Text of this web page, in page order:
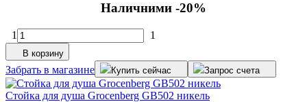
Наличними -20%
1 1
В корзину
Забрать в магазине Купить сейчас Запрос счета
Стойка для душа Grocenberg GB502 никель